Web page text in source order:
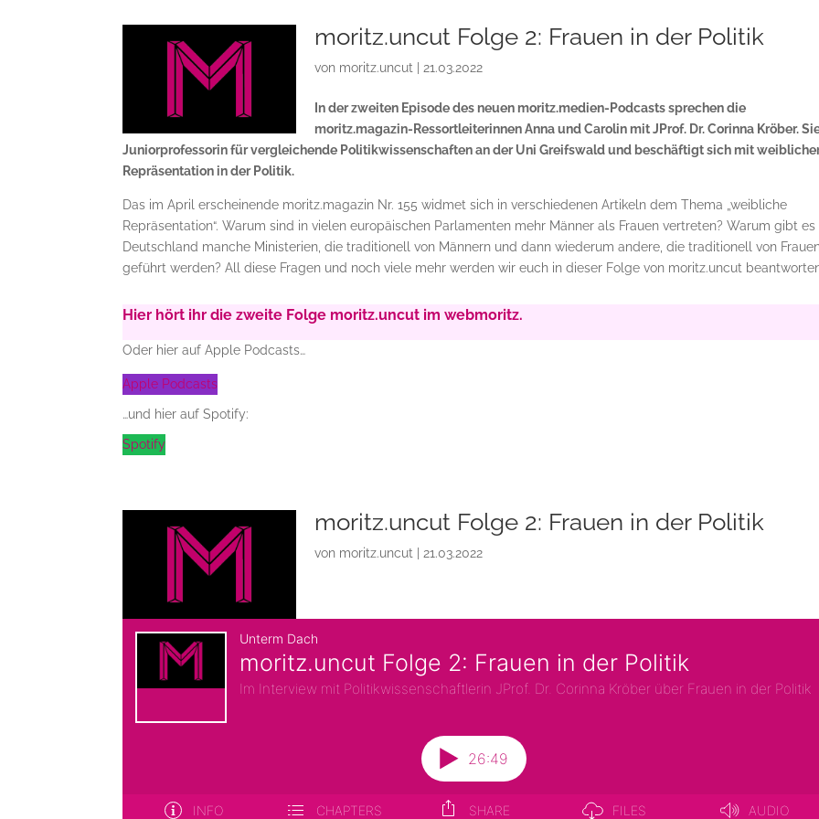
moritz.uncut Folge 2: Frauen in der Politik
von moritz.uncut |21.03.2022
In der zweiten Episode des neuen moritz.medien-Podcasts sprechen die
moritz.magazin-Ressortleiterinnen Anna und Carolin mit JProf. Dr. Corinna Kröber.
Juniorprofessorin für vergleichende Politikwissenschaften an der Uni Greifswald und beschäftigt sich mit
Repräsentation in der Politik.
Das im April erscheinende moritz.magazin Nr. 155 widmet sich in verschiedenen Artikeln dem Thema „weibliche
Repräsentation“. Warum sind in vielen europäischen Parlamenten mehr Männer als Frauen vertreten? Warum gibt es
Deutschland manche Ministerien, die traditionell von Männern und dann wiederum andere, die traditionell von
geführt werden? All diese Fragen und noch viele mehr werden wir euch in dieser Folge von moritz.uncut
Hier hört ihr die zweite Folge moritz.uncut im webmoritz.
Oder hier auf Apple Podcasts…
Apple Podcasts
…und hier auf Spotify:
Spotify
moritz.uncut Folge 2: Frauen in der Politik
von moritz.uncut |21.03.2022